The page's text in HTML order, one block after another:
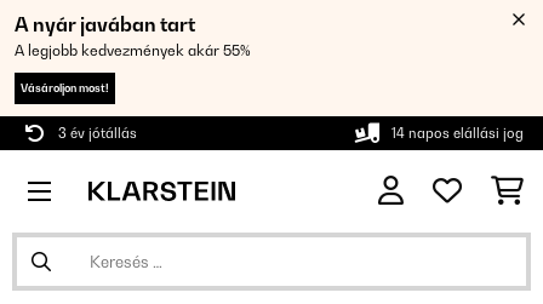
A nyár javában tart
A legjobb kedvezmények akár 55%
Vásároljon most!
3 év jótállás 14 napos elállási jog